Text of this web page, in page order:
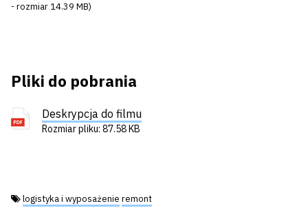
- rozmiar 14.39 MB)
Pliki do pobrania
Deskrypcja do filmu
Rozmiar pliku: 87.58 KB
Tagi:
logistyka i wyposażenie remont